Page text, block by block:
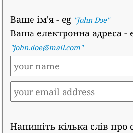
Ваше ім'я- eg "John Doe"
Ваша електронна адреса-
"john.doe@mail.com"
Напишіть кілька слів про